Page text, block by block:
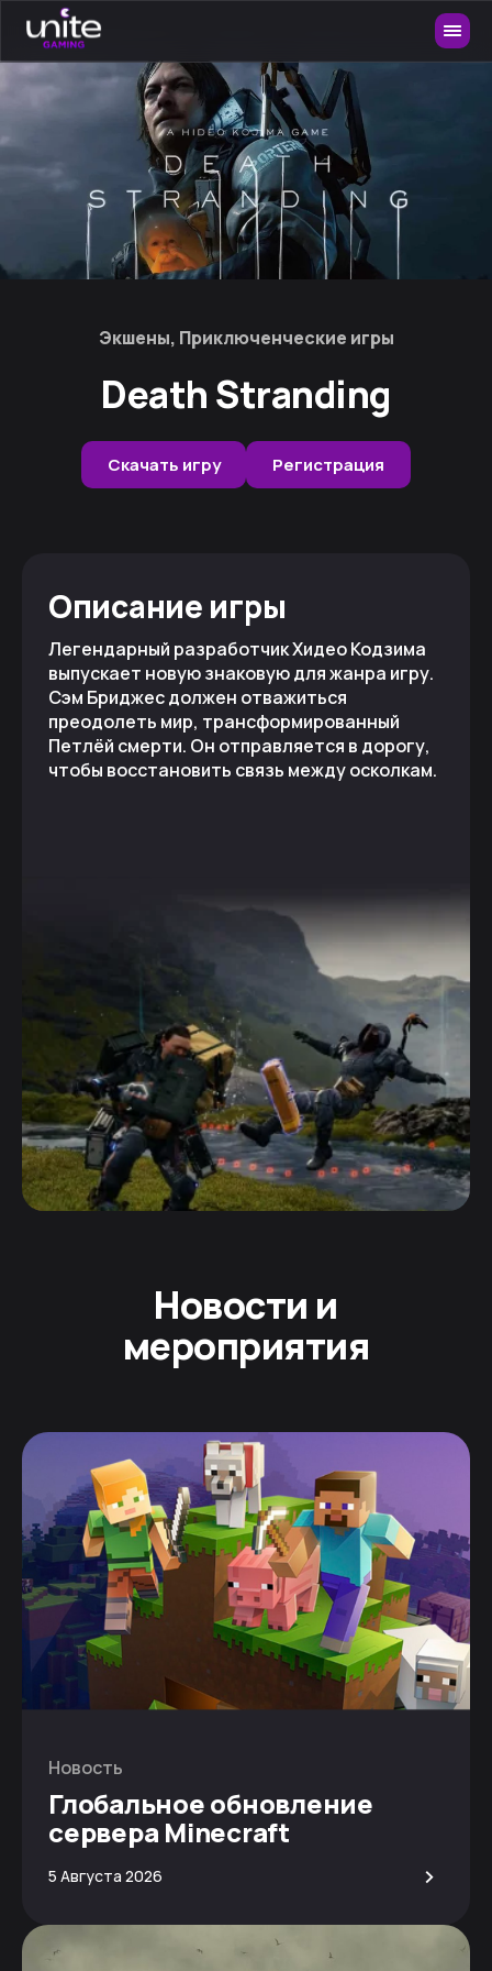
Экшены, Приключенческие игры
Death Stranding
Скачать игру Регистрация
Описание игры
Легендарный разработчик Хидео Кодзима
выпускает новую знаковую для жанра игру.
Сэм Бриджес должен отважиться
преодолеть мир, трансформированный
Петлёй смерти. Он отправляется в дорогу,
чтобы восстановить связь между осколкам.
Новости и
мероприятия
Новость
Глобальное обновление
сервера Minecraft
5 Августа 2026 >